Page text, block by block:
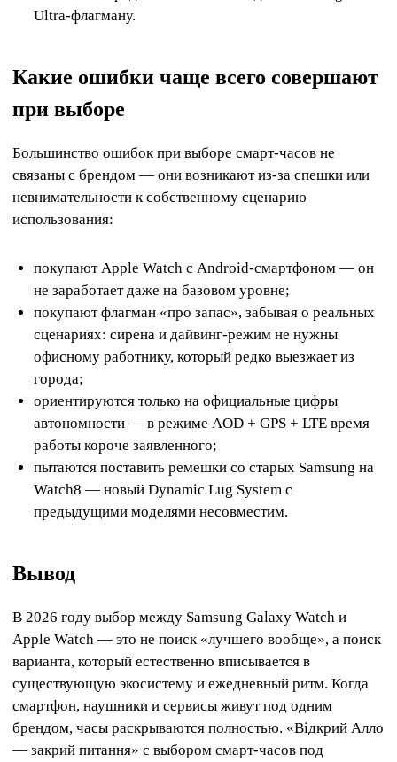
Ultra-флагману.
Какие ошибки чаще всего совершают
при выборе
Большинство ошибок при выборе смарт-часов не
связаны с брендом — они возникают из-за спешки или
невнимательности к собственному сценарию
использования:
покупают Apple Watch с Android-смартфоном — он
не заработает даже на базовом уровне;
покупают флагман «про запас», забывая о реальных
сценариях: сирена и дайвинг-режим не нужны
офисному работнику, который редко выезжает из
города;
ориентируются только на официальные цифры
автономности — в режиме AOD + GPS + LTE время
работы короче заявленного;
пытаются поставить ремешки со старых Samsung на
Watch8 — новый Dynamic Lug System с
предыдущими моделями несовместим.
Вывод
В 2026 году выбор между Samsung Galaxy Watch и
Apple Watch — это не поиск «лучшего вообще», а поиск
варианта, который естественно вписывается в
существующую экосистему и ежедневный ритм. Когда
смартфон, наушники и сервисы живут под одним
брендом, часы раскрываются полностью. «Відкрий Алло
— закрий питання» с выбором смарт-часов под